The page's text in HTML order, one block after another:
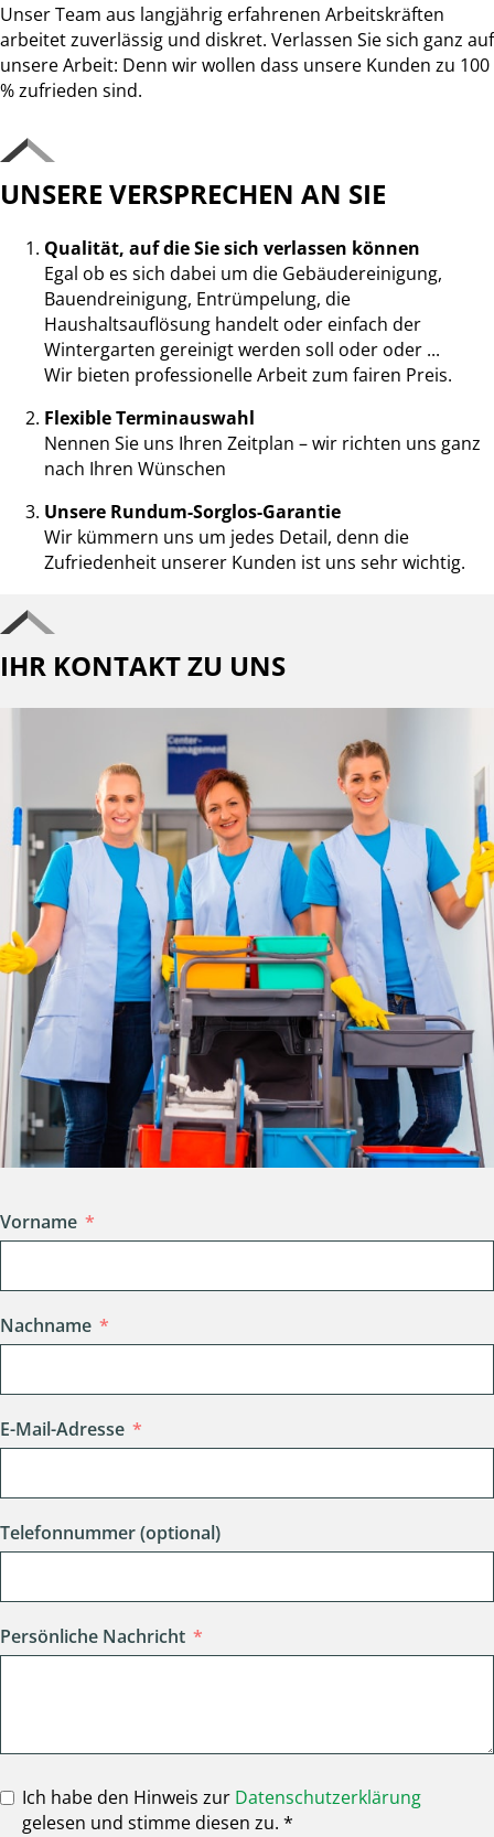
Unser Team aus langjährig erfahrenen Arbeitskräften
arbeitet zuverlässig und diskret. Verlassen Sie sich ganz auf
unsere Arbeit: Denn wir wollen dass unsere Kunden zu 100
% zufrieden sind.
UNSERE VERSPRECHEN AN SIE
Qualität, auf die Sie sich verlassen können
Egal ob es sich dabei um die Gebäudereinigung,
Bauendreinigung, Entrümpelung, die
Haushaltsauflösung handelt oder einfach der
Wintergarten gereinigt werden soll oder oder ...
Wir bieten professionelle Arbeit zum fairen Preis.
Flexible Terminauswahl
Nennen Sie uns Ihren Zeitplan – wir richten uns ganz
nach Ihren Wünschen
Unsere Rundum-Sorglos-Garantie
Wir kümmern uns um jedes Detail, denn die
Zufriedenheit unserer Kunden ist uns sehr wichtig.
IHR KONTAKT ZU UNS
Vorname
Nachname
E-Mail-Adresse
Telefonnummer (optional)
Persönliche Nachricht
Ich habe den Hinweis zur Datenschutzerklärung
gelesen und stimme diesen zu. *